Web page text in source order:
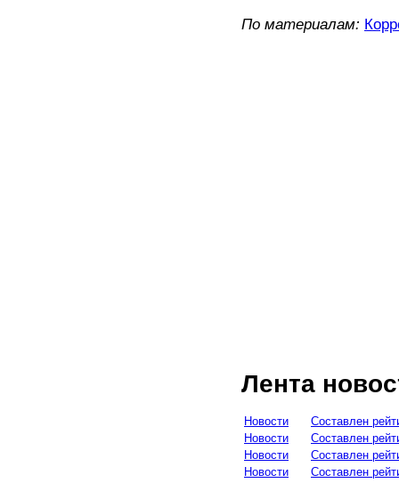
По материалам:
Лента
Новости
Составлен
Новости
Составлен
Новости
Составлен
Новости
Составлен